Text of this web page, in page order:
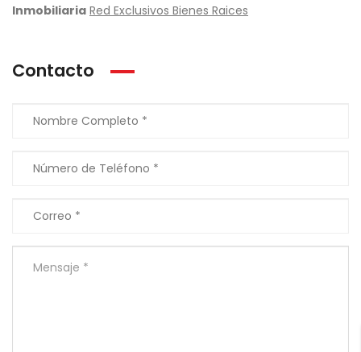
Inmobiliaria Red Exclusivos Bienes Raices
Contacto